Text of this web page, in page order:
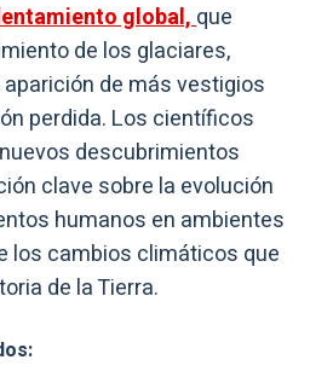
global, que
de los glaciares,
de más vestigios
perdida. Los científicos
descubrimientos
clave sobre la evolución
humanos en ambientes
los cambios climáticos que
de la Tierra.